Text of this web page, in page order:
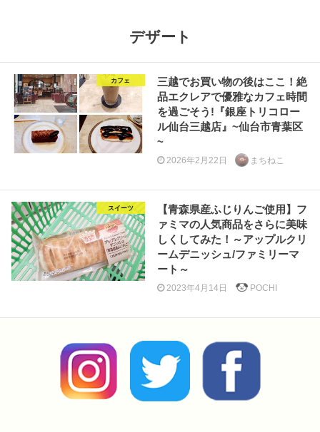
デザート
カフェ
三越でお買い物の後はここ！絶
品エクレアで優雅なカフェ時間
を過ごそう!『銀座トリコロー
ル仙台三越店』~仙台市青葉区
~
2026年2月22日 まちねこ
スイーツ
【青森県産ふじりんご使用】フ
ァミマの人気商品をさらに美味
しくしてみた！～アップルクリ
ームデニッシュ/ファミリーマ
ート～
2023年4月14日 POCHI